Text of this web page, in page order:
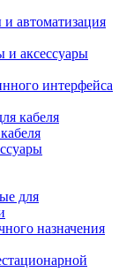
автоматизация
и аксессуары
интерфейса
кабеля
для
назначения